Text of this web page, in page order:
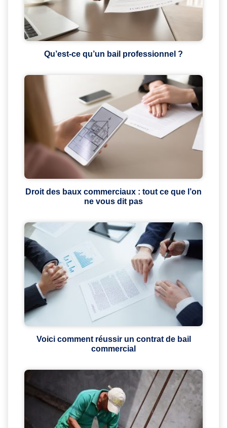
Qu’est-ce qu’un bail professionnel ?
Droit des baux commerciaux : tout ce que l’on
ne vous dit pas
Voici comment réussir un contrat de bail
commercial